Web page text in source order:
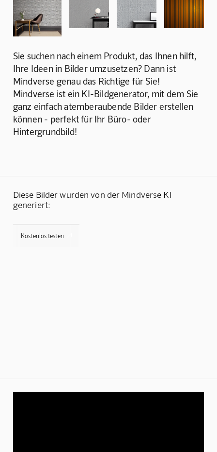
Sie suchen nach einem Produkt, das Ihnen hilft,
Ihre Ideen in Bilder umzusetzen? Dann ist
Mindverse genau das Richtige für Sie!
Mindverse ist ein KI-Bildgenerator, mit dem Sie
ganz einfach atemberaubende Bilder erstellen
können - perfekt für Ihr Büro- oder
Hintergrundbild!
Diese Bilder wurden von der Mindverse KI
generiert:
Kostenlos testen